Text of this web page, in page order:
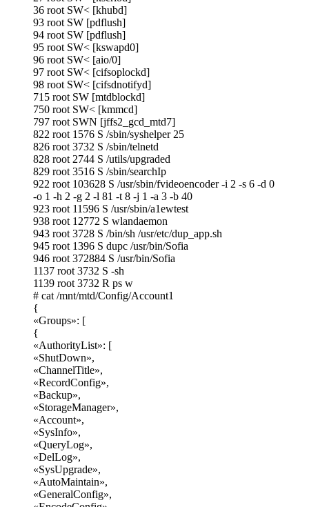
36 root SW< [khubd]
93 root SW [pdflush]
94 root SW [pdflush]
95 root SW< [kswapd0]
96 root SW< [aio/0]
97 root SW< [cifsoplockd]
98 root SW< [cifsdnotifyd]
715 root SW [mtdblockd]
750 root SW< [kmmcd]
797 root SWN [jffs2_gcd_mtd7]
822 root 1576 S /sbin/syshelper 25
826 root 3732 S /sbin/telnetd
828 root 2744 S /utils/upgraded
829 root 3516 S /sbin/searchIp
922 root 103628 S /usr/sbin/fvideoencoder -i 2 -s 6 -d 0
-o 1 -h 2 -g 2 -l 81 -t 8 -j 1 -a 3 -b 40
923 root 11596 S /usr/sbin/a1ewtest
938 root 12772 S wlandaemon
943 root 3728 S /bin/sh /usr/etc/dup_app.sh
945 root 1396 S dupc /usr/bin/Sofia
946 root 372884 S /usr/bin/Sofia
1137 root 3732 S -sh
1139 root 3732 R ps w
# cat /mnt/mtd/Config/Account1
{
«Groups»: [
{
«AuthorityList»: [
«ShutDown»,
«ChannelTitle»,
«RecordConfig»,
«Backup»,
«StorageManager»,
«Account»,
«SysInfo»,
«QueryLog»,
«DelLog»,
«SysUpgrade»,
«AutoMaintain»,
«GeneralConfig»,